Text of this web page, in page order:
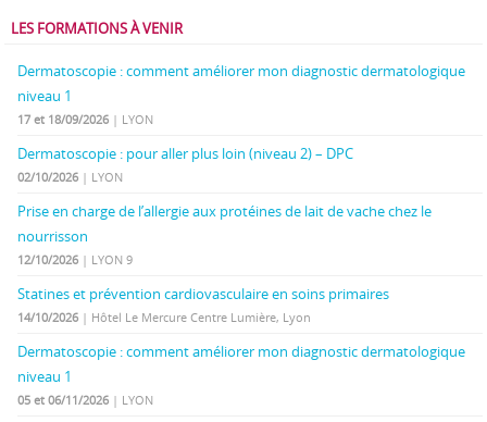
LES FORMATIONS À VENIR
Dermatoscopie : comment améliorer mon diagnostic dermatologique
niveau 1
17 et 18/09/2026 | LYON
Dermatoscopie : pour aller plus loin (niveau 2) – DPC
02/10/2026 | LYON
Prise en charge de l’allergie aux protéines de lait de vache chez le
nourrisson
12/10/2026 | LYON 9
Statines et prévention cardiovasculaire en soins primaires
14/10/2026 | Hôtel Le Mercure Centre Lumière, Lyon
Dermatoscopie : comment améliorer mon diagnostic dermatologique
niveau 1
05 et 06/11/2026 | LYON